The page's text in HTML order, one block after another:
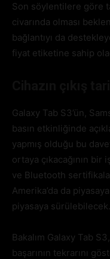
Son söylentilere göre
civarında olması
bağlantıyı da
fiyat etiketine sahip
Galaxy Tab S3’ün,
basın etkinliğinde
yapmış olduğu bu
ortaya çıkacağının
ve Bluetooth
Amerika’da da
piyasaya sürülebilecek.
Bakalım Galaxy Tab
başarının tekrarını